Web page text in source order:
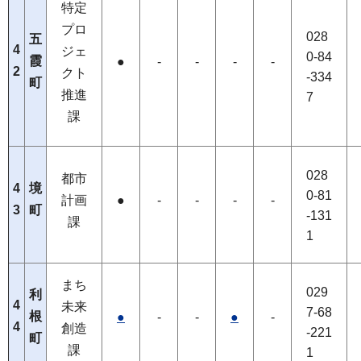
4
2
五
霞
町
特定
プロ
ジェ
クト
推進
課
● - - - -
028
0-84
-334
7
4
3
境
町
都市
計画
課
● - - - -
028
0-81
-131
1
4
4
利
根
町
まち
未来
創造
課
● - - ● -
029
7-68
-221
1